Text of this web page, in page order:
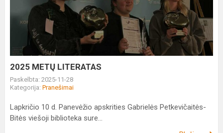
LITERATAS
2025 METŲ LITERATAS
Paskelbta: 2025-11-28
Kategorija: Pranešimai
Lapkričio 10 d. Panevėžio apskrities Gabrielės Petkevičaitės-
Bitės viešoji biblioteka sure...